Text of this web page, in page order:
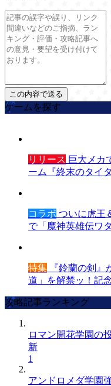
ゲームを探す
リリース 巨大メカ
ーム『終末のタイ
コラボ ついに虎王
で「魔神英雄伝ワ
特集 『鈴蘭の剣』
道」を解禁ッ！記
攻略記事ランキング
ロマン開花学園の
新
1
アンドロメダ学園